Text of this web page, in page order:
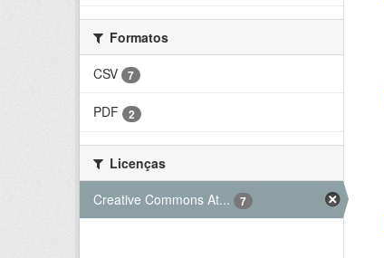
Formatos
CSV
7
PDF 2
Licenças
Creative Commons At...
7